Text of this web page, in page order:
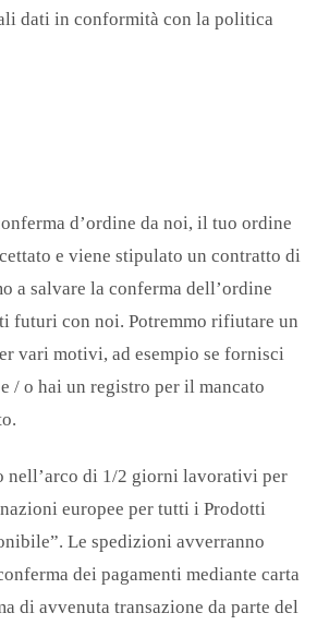
dati in conformità con la politica
d’ordine da noi, il tuo ordine
e viene stipulato un contratto di
a salvare la conferma dell’ordine
futuri con noi. Potremmo rifiutare un
vari motivi, ad esempio se fornisci
/ o hai un registro per il mancato
nell’arco di 1/2 giorni lavorativi per
europee per tutti i Prodotti
Le spedizioni avverranno
dei pagamenti mediante carta
di avvenuta transazione da parte del